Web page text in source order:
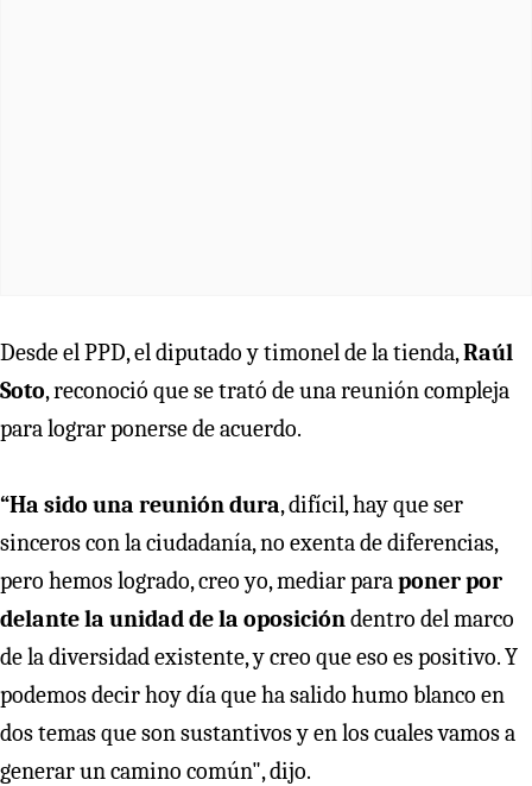
Desde el PPD, el diputado y timonel de la tienda,Raúl
Soto, reconoció que se trató de una reunión compleja
para lograr ponerse de acuerdo.
“Ha sido una reunión dura, difícil, hay que ser
sinceros con la ciudadanía, no exenta de diferencias,
pero hemos logrado, creo yo, mediar paraponer por
delante la unidad de la oposicióndentro del marco
de la diversidad existente, y creo que eso es positivo. Y
podemos decir hoy día que ha salido humo blanco en
dos temas que son sustantivos y en los cuales vamos a
generar un camino común", dijo.